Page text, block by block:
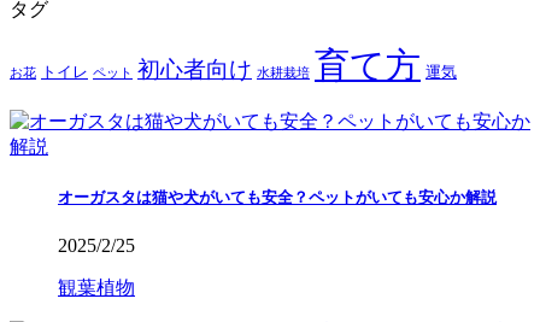
タグ
お花 トイレ ペット 初心者向け 水耕栽培 育て方 運気
オーガスタは猫や犬がいても安全？ペットがいても安心か解説
2025/2/25
観葉植物